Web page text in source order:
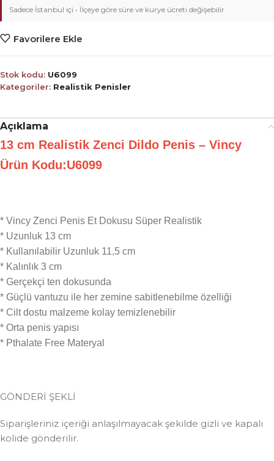
Sadece İstanbul içi • İlçeye göre süre ve kurye ücreti değişebilir
Favorilere Ekle
Stok kodu: U6099
Kategoriler: Realistik Penisler
Açıklama
13 cm Realistik Zenci Dildo Penis – Vincy
Ürün Kodu:U6099
* Vincy Zenci Penis Et Dokusu Süper Realistik
* Uzunluk 13 cm
* Kullanılabilir Uzunluk 11,5 cm
* Kalınlık 3 cm
* Gerçekçi ten dokusunda
* Güçlü vantuzu ile her zemine sabitlenebilme özelliği
* Cilt dostu malzeme kolay temizlenebilir
* Orta penis yapısı
* Pthalate Free Materyal
GÖNDERİ ŞEKLİ
Siparişleriniz içeriği anlaşılmayacak şekilde gizli ve kapalı
kolide gönderilir.